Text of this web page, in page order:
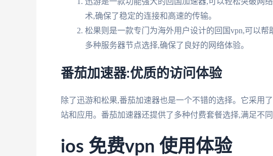
术,确保了稳定的连接和高速的传输。
松果则是一款专门为海外用户设计的回国vpn,可以
多种服务器节点选择,确保了良好的网络体验。
番茄加速器:优质的访问体验
除了迅游和松果,番茄加速器也是一个不错的选择。它采用
站和应用。番茄加速器还提供了多种付费套餐选择,满足不同
ios 免费vpn 使用体验